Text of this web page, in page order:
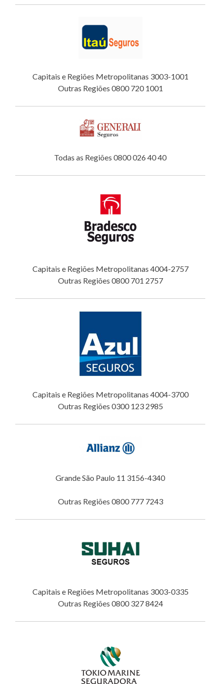
Capitais e Regiões Metropolitanas 3003-1001
Outras Regiões 0800 720 1001
Todas as Regiões 0800 026 40 40
Capitais e Regiões Metropolitanas 4004-2757
Outras Regiões 0800 701 2757
Capitais e Regiões Metropolitanas 4004-3700
Outras Regiões 0300 123 2985
Grande São Paulo 11 3156-4340
Outras Regiões 0800 777 7243
Capitais e Regiões Metropolitanas 3003-0335
Outras Regiões 0800 327 8424